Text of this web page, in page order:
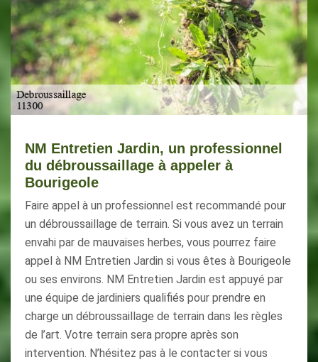
NM Entretien Jardin, un professionnel
du débroussaillage à appeler à
Bourigeole
Faire appel à un professionnel est recommandé pour
un débroussaillage de terrain. Si vous avez un terrain
envahi par de mauvaises herbes, vous pourrez faire
appel à NM Entretien Jardin si vous êtes à Bourigeole
ou ses environs. NM Entretien Jardin est appuyé par
une équipe de jardiniers qualifiés pour prendre en
charge un débroussaillage de terrain dans les règles
de l’art. Votre terrain sera propre après son
intervention. N’hésitez pas à le contacter si vous